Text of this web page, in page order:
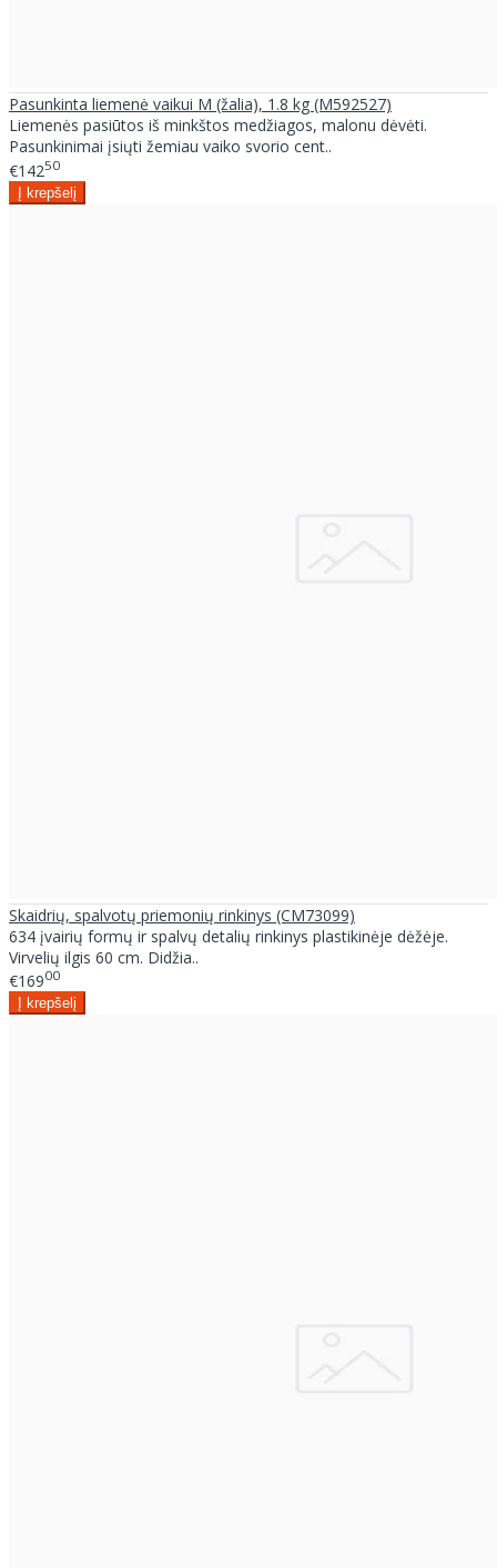
Pasunkinta liemenė vaikui M (žalia), 1.8 kg (M592527)
Liemenės pasiūtos iš minkštos medžiagos, malonu dėvėti.
Pasunkinimai įsiųti žemiau vaiko svorio cent..
€14250
Skaidrių, spalvotų priemonių rinkinys (CM73099)
634 įvairių formų ir spalvų detalių rinkinys plastikinėje dėžėje.
Virvelių ilgis 60 cm. Didžia..
€16900